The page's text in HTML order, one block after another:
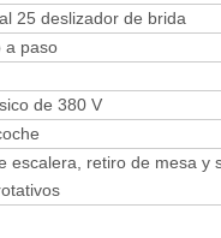
25 deslizador de brida
a paso
de 380 V
escalera, retiro de mesa